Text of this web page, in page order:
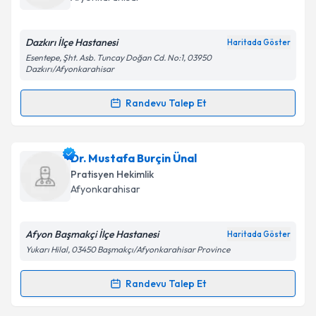
Kişisel verilerimin işlenmesine ilişkinAydınlatma
'ni okudum ve kişisel verilerimin belirtilen
kapsamda işlenmesini kabul ediyorum.
Takvim Talebini Gönder
Dazkırı İlçe Hastanesi Haritada Göster
Esentepe, Şht. Asb. Tuncay Doğan Cd. No:1, 03950
Dazkırı/Afyonkarahisar
Randevu Talep Et
Randevu Takvimi Talebi
Dr. İbrahim Gürsoyiçin randevu takvimi talebi
oluşturun. Size bu uzmandan randevu almanız için bir
takvim hazırlandığında e-posta ile bilgilendireceğiz.
Kişisel verilerimin işlenmesine ilişkin
Metni'ni okudum ve kişisel verilerimin belirtilen
Dr. Mustafa Burçin Ünal
Pratisyen Hekimlik
Afyonkarahisar
Afyon Başmakçi İlçe Hastanesi Haritada Göster
Yukarı Hilal, 03450 Başmakçı/Afyonkarahisar Province
Randevu Talep Et
Randevu Takvimi Talebi